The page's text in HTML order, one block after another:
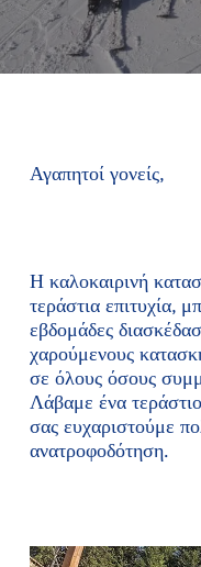
Αγαπητοί γονείς,
Η καλοκαιρινή
τεράστια επιτυχία,
εβδομάδες
χαρούμενους
σε όλους όσους
Λάβαμε ένα
σας ευχαριστούμε
ανατροφοδότηση.